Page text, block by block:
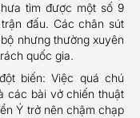
tìm được một số 9
đấu. Các chân sút
nhưng thường xuyên
quốc gia.
biến: Việc quá chú
các bài vở chiến thuật
Ý trở nên chậm chạp